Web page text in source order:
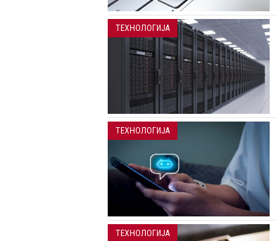
ТЕХНОЛОГИЈА
ТЕХНОЛОГИЈА
ТЕХНОЛОГИЈА